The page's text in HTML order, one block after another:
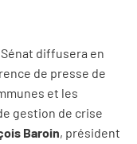
diffusera en
de presse de
et les
gestion de crise
Baroin, président